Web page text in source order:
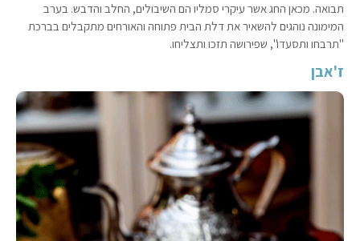
תבואה. מכאן החג אשר עיקרי סמליו הם השיבולים, החלב והדבש. בערב
המימונה נוהגים להשאיר את דלת הבית פתוחה והאורחים מתקבלים בברכת
"תרבחו ותסעדו", שפירושה תזכו ותצליחו.
ז'אבן